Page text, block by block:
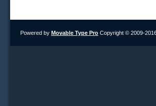
Powered by Movable Type Pro Copyright © 2009-